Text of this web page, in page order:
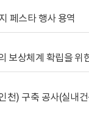
페스타 행사 용역
천) 구축 공사(실내